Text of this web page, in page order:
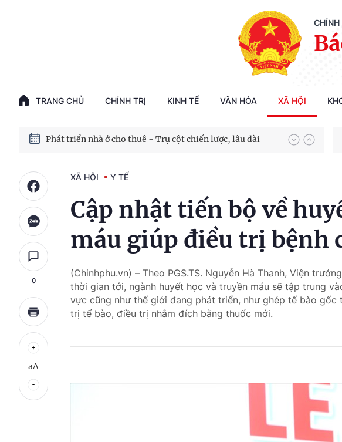
CHÍNH
TRANG CHỦ CHÍNH TRỊ KINH TẾ VĂN HÓA XÃ HỘI
Phát triển kinh tế nhà nước trong kỷ nguyên mới
Chiến dịch 500 ngày đêm tìm kiếm, quy tập và xác định danh tính hài cốt liệt sĩ
Bảo vệ nền tảng tư tưởng của Đảng trong kỷ nguyên phát triển mới
Phát triển nhà ở cho thuê - Trụ cột chiến lược, lâu dài
0
aA
XÃ HỘI Y TẾ
Cập nhật tiến bộ về
máu giúp điều trị bệnh
(Chinhphu.vn) – Theo PGS.TS. Nguyễn Hà Thanh, Viện
thời gian tới, ngành huyết học và truyền máu sẽ tập trung
vực cũng như thế giới đang phát triển, như ghép tế bào
trị tế bào, điều trị nhắm đích bằng thuốc mới.